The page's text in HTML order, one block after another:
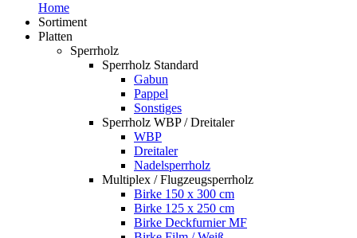
Home
Sortiment
Platten
Sperrholz
Sperrholz Standard
Gabun
Pappel
Sonstiges
Sperrholz WBP / Dreitaler
WBP
Dreitaler
Nadelsperrholz
Multiplex / Flugzeugsperrholz
Birke 150 x 300 cm
Birke 125 x 250 cm
Birke Deckfurnier MF